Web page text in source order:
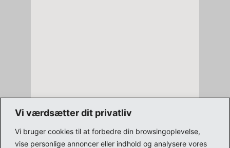
Vi værdsætter dit privatliv
Vi bruger cookies til at forbedre din browsingoplevelse,
vise personlige annoncer eller indhold og analysere vores